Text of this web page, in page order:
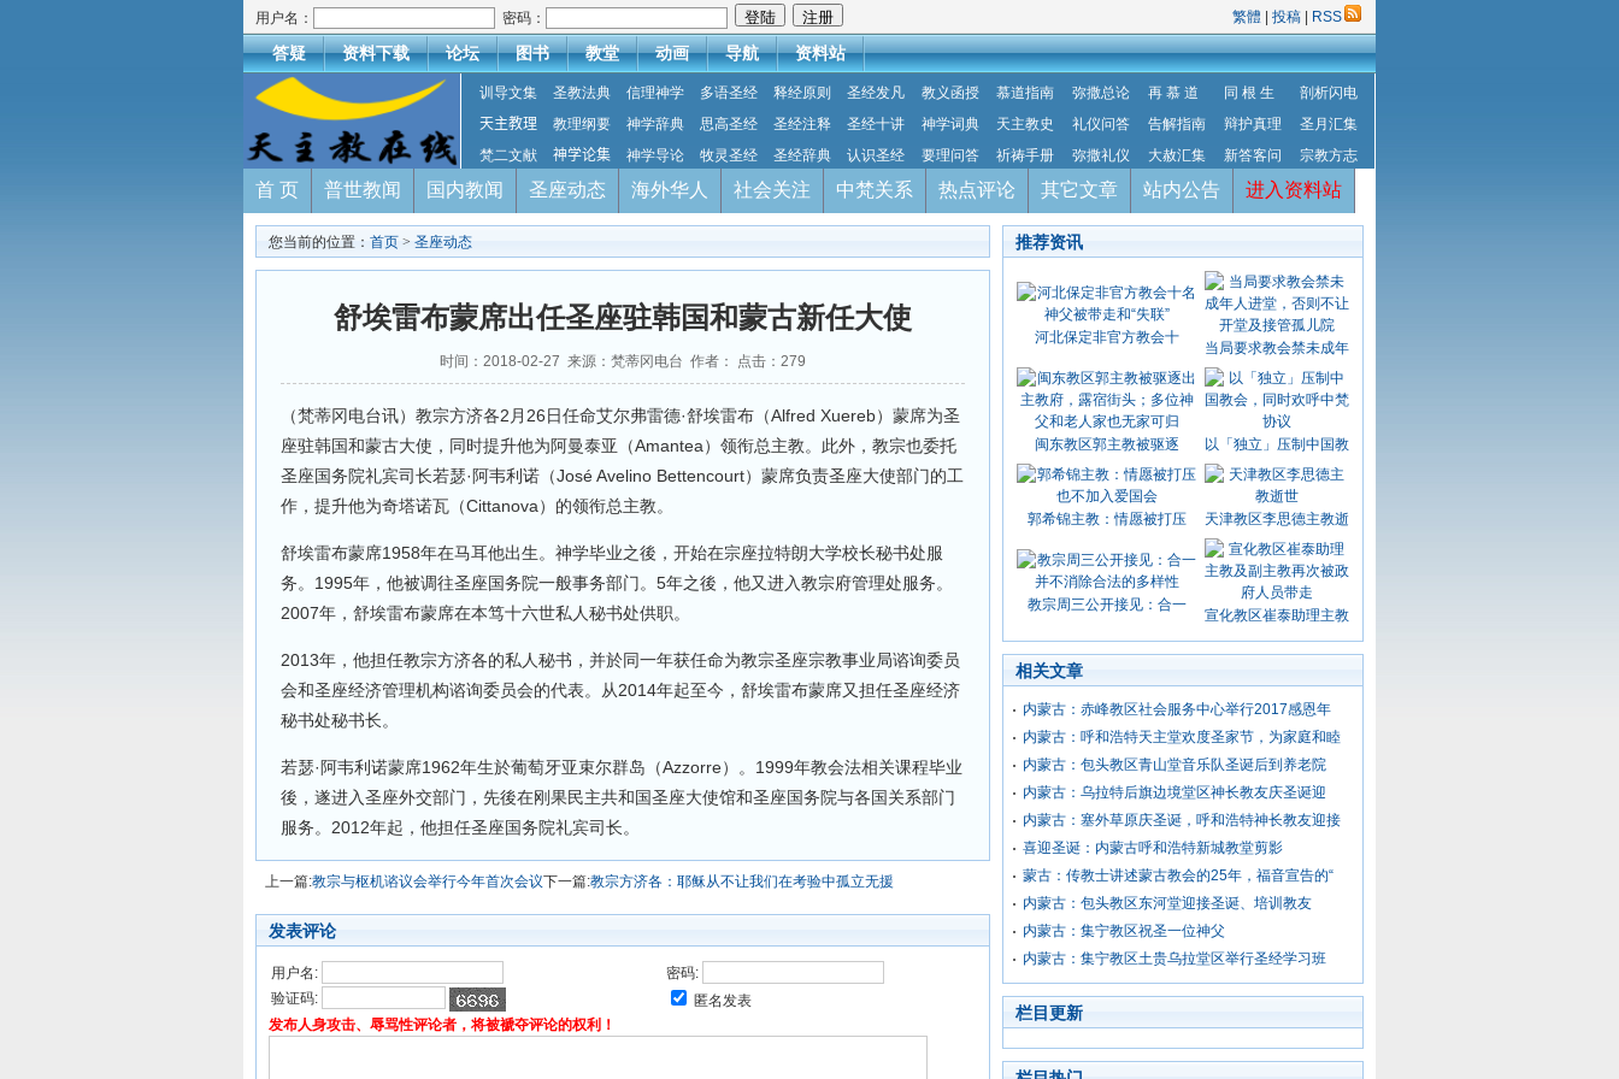
用户名： 密码： 繁體 投稿 RSS
答疑 资料下载 论坛 图书 教堂 动画 导航 资料站
训导文集 圣教法典 信理神学 多语圣经 释经原则 圣经发凡 教义函授 慕道指南 弥撒总论 再 慕 道 同 根 生
剖析闪电
天主教理
教理纲要 神学辞典 思高圣经 圣经注释 圣经十讲 神学词典 天主教史 礼仪问答 告解指南 辩护真理
圣月汇集
梵二文献
神学论集 神学导论 牧灵圣经 圣经辞典 认识圣经 要理问答 祈祷手册 弥撒礼仪 大赦汇集 新答客问 宗教方志
首 页 普世教闻 国内教闻 圣座动态 海外华人 社会关注 中梵关系 热点评论 其它文章 站内公告 进入资料站
您当前的位置： 首页 > 圣座动态
舒埃雷布蒙席出任圣座驻韩国和蒙古新任大使
时间：2018-02-27 来源：梵蒂冈电台 作者： 点击： 279
（梵蒂冈电台讯）教宗方济各2月26日任命艾尔弗雷德·舒埃雷布（Alfred Xuereb）蒙席为圣
座驻韩国和蒙古大使，同时提升他为阿曼泰亚（Amantea）领衔总主教。此外，教宗也委托
圣座国务院礼宾司长若瑟·阿韦利诺（José Avelino Bettencourt）蒙席负责圣座大使部门的工
作，提升他为奇塔诺瓦（Cittanova）的领衔总主教。
舒埃雷布蒙席1958年在马耳他出生。神学毕业之後，开始在宗座拉特朗大学校长秘书处服
务。1995年，他被调往圣座国务院一般事务部门。5年之後，他又进入教宗府管理处服务。
2007年，舒埃雷布蒙席在本笃十六世私人秘书处供职。
2013年，他担任教宗方济各的私人秘书，并於同一年获任命为教宗圣座宗教事业局谘询委员
会和圣座经济管理机构谘询委员会的代表。从2014年起至今，舒埃雷布蒙席又担任圣座经济
秘书处秘书长。
若瑟·阿韦利诺蒙席1962年生於葡萄牙亚束尔群岛（Azzorre）。1999年教会法相关课程毕业
後，遂进入圣座外交部门，先後在刚果民主共和国圣座大使馆和圣座国务院与各国关系部门
服务。2012年起，他担任圣座国务院礼宾司长。
上一篇:教宗与枢机谘议会举行今年首次会议下一篇:教宗方济各：耶稣从不让我们在考验中孤立无援
发表评论
用户名:
密码:
验证码:
匿名发表
发布人身攻击、辱骂性评论者，将被褫夺评论的权利！
推荐资讯
河北保定非官方教会十
当局要求教会禁未成年
闽东教区郭主教被驱逐 以「独立」压制中国教
郭希锦主教：情愿被打压 天津教区李思德主教逝
教宗周三公开接见：合一
宣化教区崔泰助理主教
相关文章
内蒙古：赤峰教区社会服务中心举行2017感恩年
内蒙古：呼和浩特天主堂欢度圣家节，为家庭和睦
内蒙古：包头教区青山堂音乐队圣诞后到养老院
内蒙古：乌拉特后旗边境堂区神长教友庆圣诞迎
内蒙古：塞外草原庆圣诞，呼和浩特神长教友迎接
喜迎圣诞：内蒙古呼和浩特新城教堂剪影
蒙古：传教士讲述蒙古教会的25年，福音宣告的“
内蒙古：包头教区东河堂迎接圣诞、培训教友
内蒙古：集宁教区祝圣一位神父
内蒙古：集宁教区土贵乌拉堂区举行圣经学习班
栏目更新